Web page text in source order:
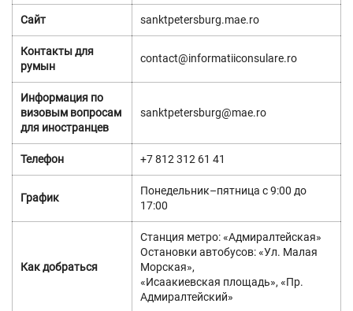
Сайт sanktpetersburg.mae.ro
Контакты для
румын
contact@informatiiconsulare.ro
Информация по
визовым вопросам
для иностранцев
sanktpetersburg@mae.ro
Телефон +7 812 312 61 41
График
Понедельник–пятница с 9:00 до
17:00
Как добраться
Станция метро: «Адмиралтейская»
Остановки автобусов: «Ул. Малая
Морская»,
«Исаакиевская площадь», «Пр.
Адмиралтейский»